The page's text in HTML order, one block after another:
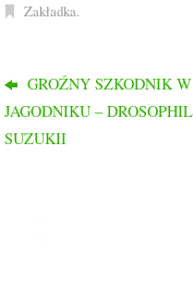
Zakładka.
GROŹNY SZKODNIK W
JAGODNIKU –
SUZUKII